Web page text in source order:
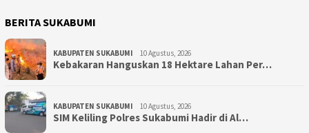
BERITA SUKABUMI
KABUPATEN SUKABUMI 10 Agustus, 2026
Kebakaran Hanguskan 18 Hektare Lahan Per…
KABUPATEN SUKABUMI 10 Agustus, 2026
SIM Keliling Polres Sukabumi Hadir di Al…